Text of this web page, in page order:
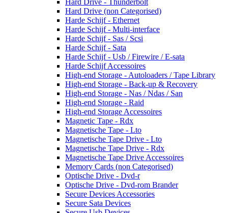
Hard Drive (non Categorised)
Harde Schijf - Ethernet
Harde Schijf - Multi-interface
Harde Schijf - Sas / Scsi
Harde Schijf - Sata
Harde Schijf - Usb / Firewire / E-sata
Harde Schijf Accessoires
High-end Storage - Autoloaders / Tape Library
High-end Storage - Back-up & Recovery
High-end Storage - Nas / Ndas / San
High-end Storage - Raid
High-end Storage Accessoires
Magnetic Tape - Rdx
Magnetische Tape - Lto
Magnetische Tape Drive - Lto
Magnetische Tape Drive - Rdx
Magnetische Tape Drive Accessoires
Memory Cards (non Categorised)
Optische Drive - Dvd-r
Optische Drive - Dvd-rom Brander
Secure Devices Accessories
Secure Sata Devices